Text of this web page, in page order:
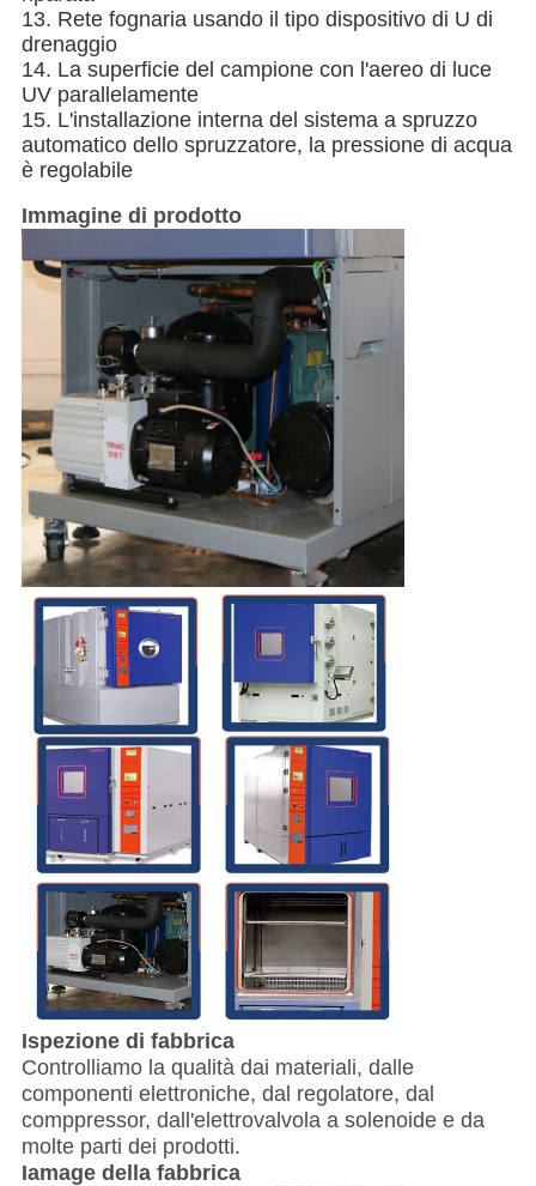
13. Rete fognaria usando il tipo dispositivo di U di
drenaggio
14. La superficie del campione con l'aereo di luce
UV parallelamente
15. L'installazione interna del sistema a spruzzo
automatico dello spruzzatore, la pressione di acqua
è regolabile
Immagine di prodotto
Ispezione di fabbrica
Controlliamo la qualità dai materiali, dalle
componenti elettroniche, dal regolatore, dal
comppressor, dall'elettrovalvola a solenoide e da
molte parti dei prodotti.
Iamage della fabbrica